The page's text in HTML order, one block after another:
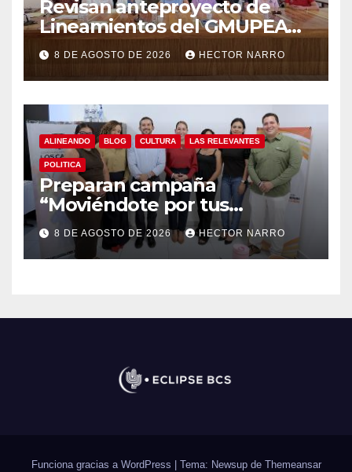
Revisan anteproyecto de
Lineamientos del GMUPEA
en Los Cabos
8 DE AGOSTO DE 2026 HECTOR NARRO
ALINEANDO BLOG CULTURA LAS RELEVANTES
POLITICA
Preparan campaña
“Moviéndote por tus
Derechos 2026” para
fortalecer la promoción y
protección de los derechos
8 DE AGOSTO DE 2026 HECTOR NARRO
Funciona gracias a WordPress | Tema: Newsup de Themeansar